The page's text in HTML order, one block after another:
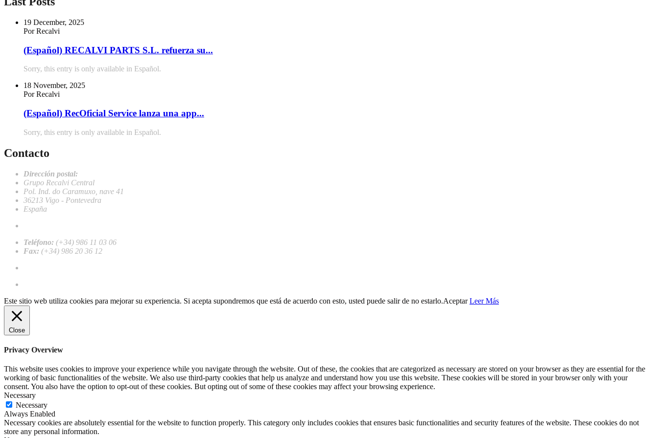
19 December, 2025
Por Recalvi
(Español) RECALVI PARTS S.L. refuerza su...
Sorry, this entry is only available in Español.
18 November, 2025
Por Recalvi
(Español) RecOficial Service lanza una app...
Sorry, this entry is only available in Español.
Contacto
Dirección postal:
Grupo Recalvi Central
Pol. Ind. do Caramuxo, nave 41
36213 Vigo - Pontevedra
España
Teléfono: (+34) 986 11 03 06
Fax: (+34) 986 20 36 12
Este sitio web utiliza cookies para mejorar su experiencia. Si acepta supondremos que está de acuerdo con esto, usted puede salir de no estarlo.Aceptar Leer Más
Close
Privacy Overview
This website uses cookies to improve your experience while you navigate through the website. Out of these, the cookies that are categorized as necessary are stored on your browser as they are essential for the
working of basic functionalities of the website. We also use third-party cookies that help us analyze and understand how you use this website. These cookies will be stored in your browser only with your
consent. You also have the option to opt-out of these cookies. But opting out of some of these cookies may affect your browsing experience.
Necessary
Necessary
Always Enabled
Necessary cookies are absolutely essential for the website to function properly. This category only includes cookies that ensures basic functionalities and security features of the website. These cookies do not
store any personal information.